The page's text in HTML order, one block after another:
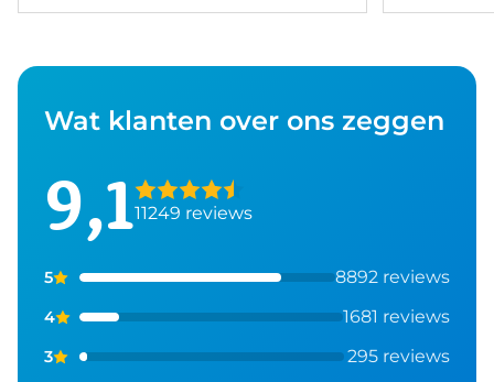
Wat klanten over ons zeggen
9,111249 reviews
5 8892 reviews
4 1681 reviews
3 295 reviews